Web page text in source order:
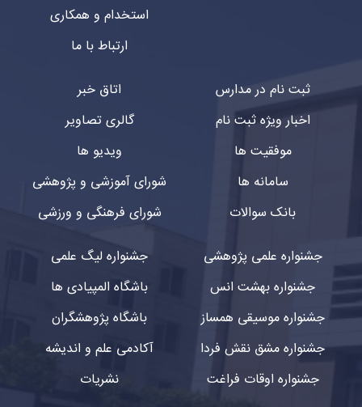
استخدام و همکاری
ارتباط با ما
ثبت نام در مدارس
اخبار ویژه ثبت نام
موفقیت ها
سامانه ها
بانک سوالات
اتاق خبر
گالری تصاویر
ویدیو ها
شورای آموزشی و پژوهشی
شورای فرهنگی و ورزشی
جشنواره علمی پژوهشی
جشنواره بهشت انس
جشنواره موسیقی همساز
جشنواره مشق نقش فردا
جشنواره اوقات فراغت
جشنواره لیگ علمی
باشگاه المپیادی ها
باشگاه پژوهشگران
آکادمی علم و اندیشه
نشریات